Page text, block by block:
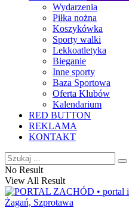
Wydarzenia
Piłka nożna
Koszykówka
Sporty walki
Lekkoatletyka
Bieganie
Inne sporty
Baza Sportowa
Oferta Klubów
Kalendarium
RED BUTTON
REKLAMA
KONTAKT
No Result
View All Result